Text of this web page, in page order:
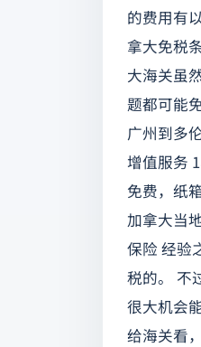
的费用有
拿大免税
大海关虽
题都可能
广州到多
增值服务
免费，纸
加拿大当
保险 经验
税的。 不
很大机会
给海关看